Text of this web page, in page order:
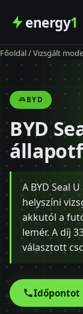
energy1
Főoldal
Szolgáltatás
Árak
Modellek
Kapcsolat
Blog
Főoldal/Vizsgált
BYD
BYD
A BYD Seal
helyszíni
akkutól a
lemér. A díj
választott
Időpontot